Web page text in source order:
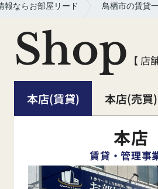
報ならお部屋リード 鳥栖市の賃貸
Shop 【 店
本店(賃貸) 本店(売買)
本店
賃貸・管理事